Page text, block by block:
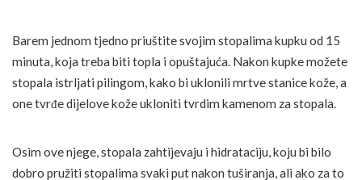
Barem jednom tjedno priuštite svojim stopalima kupku od 15
minuta, koja treba biti topla i opuštajuća. Nakon kupke možete
stopala istrljati pilingom, kako bi uklonili mrtve stanice kože, a
one tvrđe dijelove kože ukloniti tvrdim kamenom za stopala.
Osim ove njege, stopala zahtijevaju i hidrataciju, koju bi bilo
dobro pružiti stopalima svaki put nakon tuširanja, ali ako za to